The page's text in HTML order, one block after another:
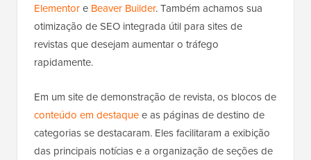
Elementore Beaver Builder. Também achamos sua
otimização de SEO integrada útil para sites de
revistas que desejam aumentar o tráfego
rapidamente.
Em um site de demonstração de revista, os blocos de
conteúdo em destaquee as páginas de destino de
categorias se destacaram. Eles facilitaram a exibição
das principais notícias e a organização de seções de